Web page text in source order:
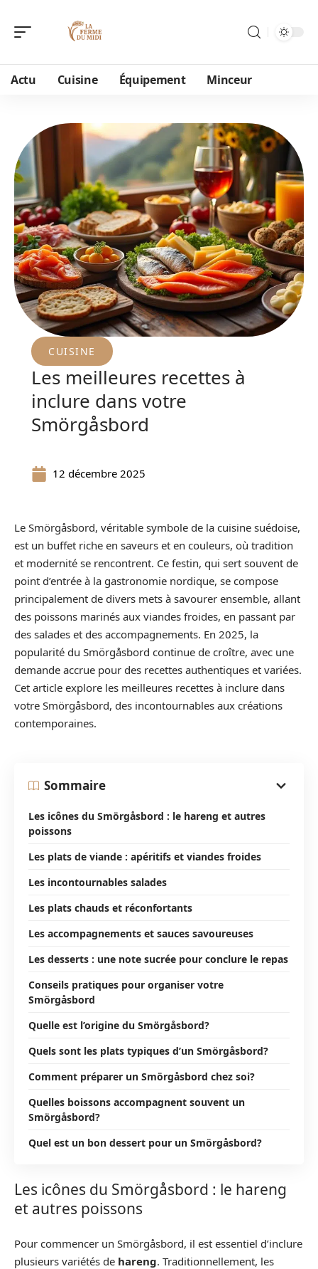
Actu Cuisine Équipement Minceur
CUISINE
Les meilleures recettes à
inclure dans votre
Smörgåsbord
12 décembre 2025
Le Smörgåsbord, véritable symbole de la cuisine suédoise,
est un buffet riche en saveurs et en couleurs, où tradition
et modernité se rencontrent. Ce festin, qui sert souvent de
point d’entrée à la gastronomie nordique, se compose
principalement de divers mets à savourer ensemble, allant
des poissons marinés aux viandes froides, en passant par
des salades et des accompagnements. En 2025, la
popularité du Smörgåsbord continue de croître, avec une
demande accrue pour des recettes authentiques et variées.
Cet article explore les meilleures recettes à inclure dans
votre Smörgåsbord, des incontournables aux créations
contemporaines.
Sommaire
Les icônes du Smörgåsbord : le hareng et autres
poissons
Les plats de viande : apéritifs et viandes froides
Les incontournables salades
Les plats chauds et réconfortants
Les accompagnements et sauces savoureuses
Les desserts : une note sucrée pour conclure le repas
Conseils pratiques pour organiser votre
Smörgåsbord
Quelle est l’origine du Smörgåsbord?
Quels sont les plats typiques d’un Smörgåsbord?
Comment préparer un Smörgåsbord chez soi?
Quelles boissons accompagnent souvent un
Smörgåsbord?
Quel est un bon dessert pour un Smörgåsbord?
Les icônes du Smörgåsbord : le hareng
et autres poissons
Pour commencer un Smörgåsbord, il est essentiel d’inclure
plusieurs variétés de hareng. Traditionnellement, les